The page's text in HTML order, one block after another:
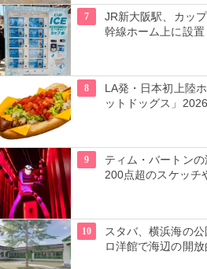
7
JR新大阪駅、カッ
幹線ホーム上に設置
8
LA発・日本初上陸
ットドッグス」
9
ティム・バートン
200点超のスケッチ
10
スタバ、横浜海の
ロ洋館で海辺の開